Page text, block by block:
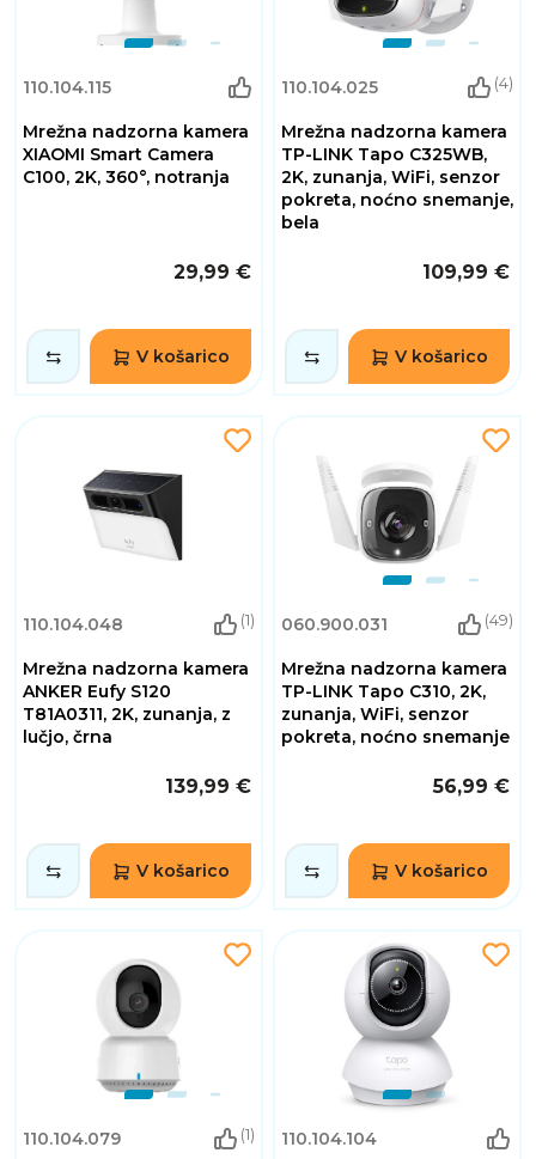
110.104.115
Mrežna nadzorna kamera
XIAOMI Smart Camera
C100, 2K, 360°, notranja
29,99 €
V košarico
110.104.025 (4)
Mrežna nadzorna kamera
TP-LINK Tapo C325WB,
2K, zunanja, WiFi, senzor
pokreta, noćno snemanje,
bela
109,99 €
V košarico
110.104.048 (1)
Mrežna nadzorna kamera
ANKER Eufy S120
T81A0311, 2K, zunanja, z
lučjo, črna
139,99 €
V košarico
060.900.031 (49)
Mrežna nadzorna kamera
TP-LINK Tapo C310, 2K,
zunanja, WiFi, senzor
pokreta, noćno snemanje
56,99 €
V košarico
110.104.079 (1) 110.104.104